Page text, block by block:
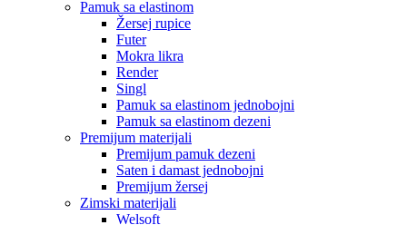
pamuk sa elastinom
žersej rupice
futer
mokra likra
render
singl
pamuk sa elastinom jednobojni
pamuk sa elastinom dezeni
premijum materijali
premijum pamuk dezeni
saten i damast jednobojni
premijum žersej
zimski materijali
welsoft